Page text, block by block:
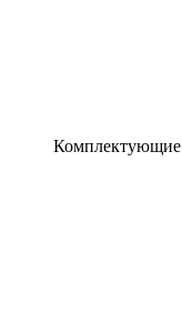
Комплектующие